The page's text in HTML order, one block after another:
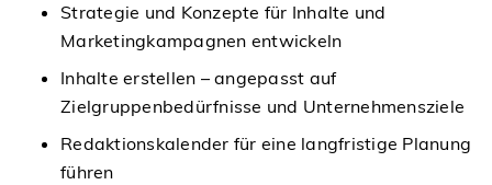
Strategie und Konzepte für Inhalte und
Marketingkampagnen entwickeln
Inhalte erstellen – angepasst auf
Zielgruppenbedürfnisse und Unternehmensziele
Redaktionskalender für eine langfristige Planung
führen